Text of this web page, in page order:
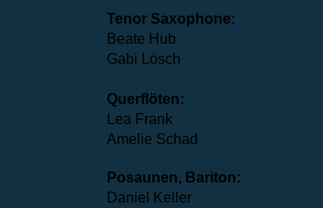
Tenor Saxophone:
Beate Hub
Gabi Lösch
Querflöten:
Lea Frank
Amelie Schad
Posaunen, Bariton:
Daniel Keller